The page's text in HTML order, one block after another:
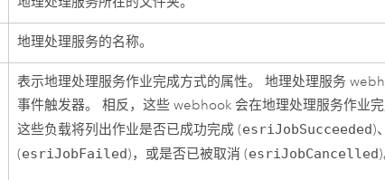
地理处理服务的名称。
表示地理处理服务作业完成方式的属性。 地理处理服务
事件触发器。 相反，这些 webhook 会在地理处理服务作业
这些负载将列出作业是否已成功完成 (esriJobSucceeded)
(esriJobFailed)，或是否已被取消 (esriJobCancelled